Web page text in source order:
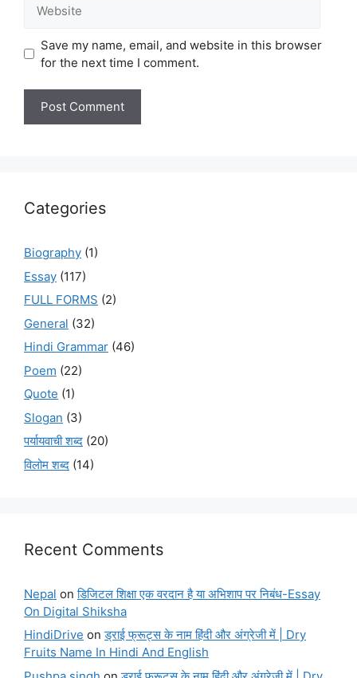
Save my name, email, and website in this browser
for the next time I comment.
Categories
Biography (1)
Essay (117)
FULL FORMS (2)
General (32)
Hindi Grammar (46)
Poem (22)
Quote (1)
Slogan (3)
पर्यायवाची शब्द (20)
विलोम शब्द (14)
Recent Comments
Nepal onडिजिटल शिक्षा एक वरदान है या अभिशाप पर निबंध-Essay
On Digital Shiksha
HindiDrive onड्राई फ्रूट्स के नाम हिंदी और अंग्रेजी में | Dry
Fruits Name In Hindi And English